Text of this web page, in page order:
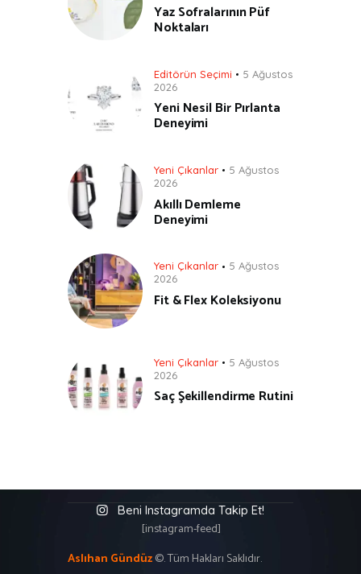
Yaz Sofralarının Püf
Noktaları
Editörün Seçimi
5 Ağustos
2026
Yeni Nesil Bir Pırlanta
Deneyimi
Yeni Çıkanlar
5 Ağustos
2026
Akıllı Demleme
Deneyimi
Yeni Çıkanlar
5 Ağustos
2026
Fit & Flex Koleksiyonu
Yeni Çıkanlar
5 Ağustos
2026
Saç Şekillendirme Rutini
Beni Instagramda Takip Et!
[instagram-feed]
Aslıhan Gündüz©. Tüm Hakları Saklıdır.